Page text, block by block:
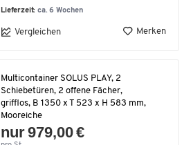
Lieferzeit:ca. 6 Wochen
Vergleichen Merken
Multicontainer SOLUS PLAY, 2
Schiebetüren, 2 offene Fächer,
grifflos, B 1350 x T 523 x H 583 mm,
Mooreiche
nur 979,00 €